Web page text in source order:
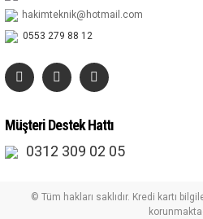
hakimteknik@hotmail.com
0553 279 88 12
Müşteri Destek Hattı
0312 309 02 05
© Tüm hakları saklıdır. Kredi kartı